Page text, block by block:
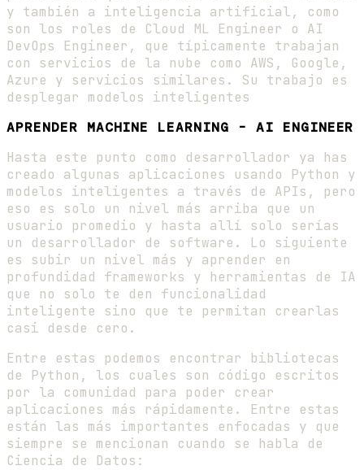
y también a inteligencia artificial, como
son los roles de Cloud ML Engineer o AI
DevOps Engineer, que típicamente trabajan
con servicios de la nube como AWS, Google,
Azure y servicios similares. Su trabajo es
desplegar modelos inteligentes
APRENDER MACHINE LEARNING - AI ENGINEER
Hasta este punto como desarrollador ya has
creado algunas aplicaciones usando Python y
modelos inteligentes a través de APIs, pero
eso es solo un nivel más arriba que un
usuario promedio y hasta allí solo serías
un desarrollador de software. Lo siguiente
es subir un nivel más y aprender en
profundidad frameworks y herramientas de IA
que no solo te den funcionalidad
inteligente sino que te permitan crearlas
casi desde cero.
Entre estas podemos encontrar bibliotecas
de Python, los cuales son código escritos
por la comunidad para poder crear
aplicaciones más rápidamente. Entre estas
están las más importantes enfocadas y que
siempre se mencionan cuando se habla de
Ciencia de Datos: